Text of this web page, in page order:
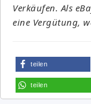
Verkäufen. Als
eine Vergütung,
teilen
teilen